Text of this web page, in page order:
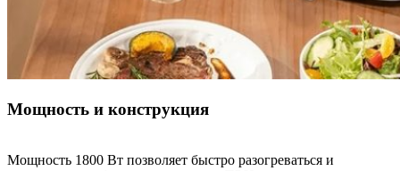
Мощность и конструкция
Мощность 1800 Вт позволяет быстро разогреваться и